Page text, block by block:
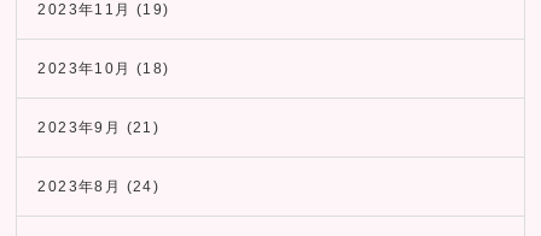
2023年11月 (19)
2023年10月 (18)
2023年9月 (21)
2023年8月 (24)